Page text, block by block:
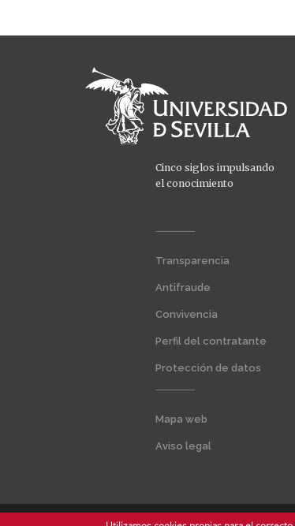
Cinco siglos impulsando
el conocimiento
Transparencia
Antifraude
Convivencia
Perfil del contratante
Protección de datos
Mapa web
Aviso legal